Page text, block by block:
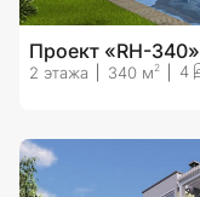
Проект «RH-340»
2 этажа 340 м2 4